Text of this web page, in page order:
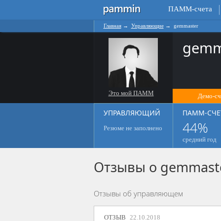
ПАММ-счета
Главная→ Управляющие→ gemmaster
Это мой ПАММ Демо-
УПРАВЛЯЮЩИЙ
Резюме не заполнено
ПАММ-
44%
средний год
Отзывы о
Отзывы об управляющем
ОТЗЫВ 22.10.2018